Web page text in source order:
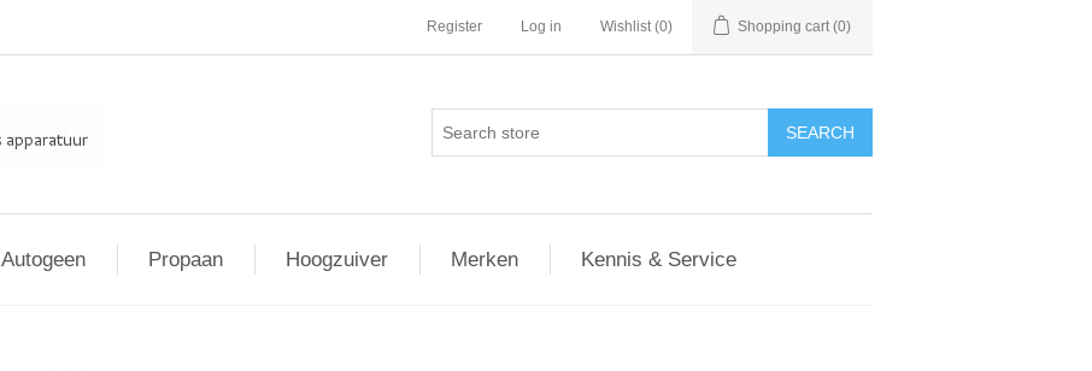
Register Log in Wishlist (0) Shopping cart (0)
Autogeen Propaan Hoogzuiver Merken Kennis & Service